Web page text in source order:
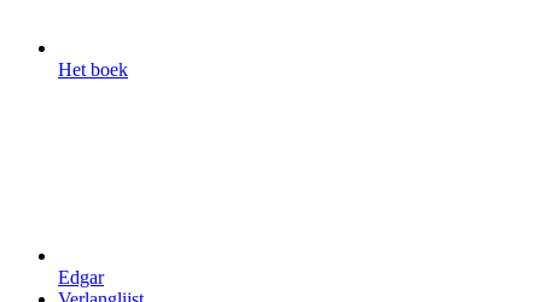
Het boek
Edgar